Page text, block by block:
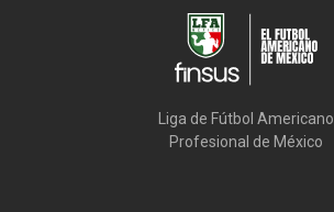
Liga de Fútbol Americano
Profesional de México